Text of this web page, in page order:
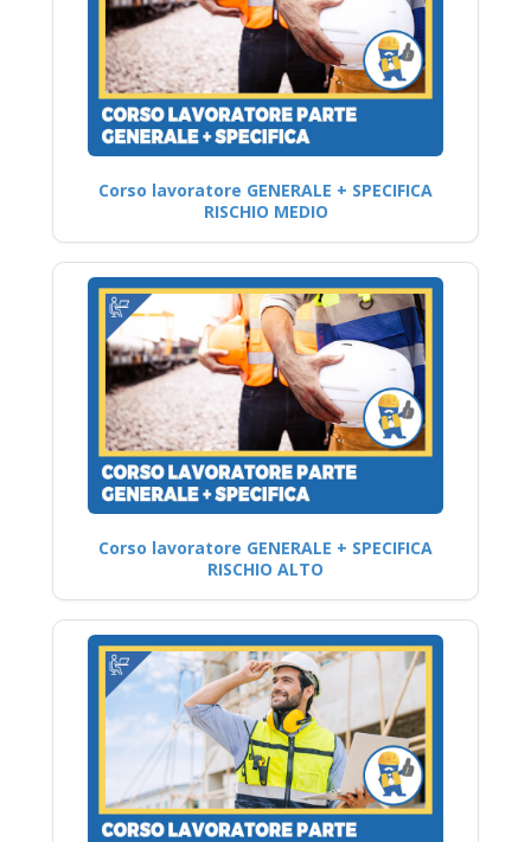
Corso lavoratore GENERALE + SPECIFICA
RISCHIO MEDIO
Corso lavoratore GENERALE + SPECIFICA
RISCHIO ALTO